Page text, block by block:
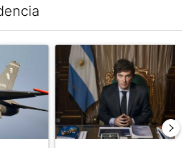
con el título "Los aviones F 16
Un artículo de tendencia